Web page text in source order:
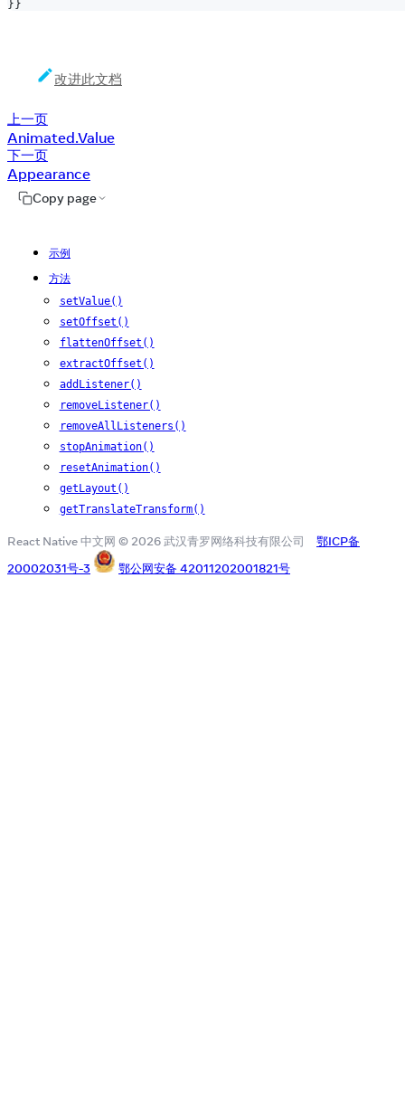
} }
改进此文档
上一页
Animated.Value
下一页
Appearance
Copy page
示例
方法
setValue()
setOffset()
flattenOffset()
extractOffset()
addListener()
removeListener()
removeAllListeners()
stopAnimation()
resetAnimation()
getLayout()
getTranslateTransform()
React Native 中文网 © 2026 武汉青罗网络科技有限公司
鄂ICP备
20002031号-3
鄂公网安备 42011202001821号